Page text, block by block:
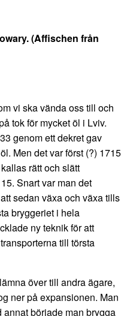
(Affischen från
vi ska vända oss till och
tok för mycket öl i Lviv.
genom ett dekret gav
Men det var först (?) 1715
rätt och slätt
Snart var man det
sedan växa och växa tills
bryggeriet i hela
ny teknik för att
till törsta
över till andra ägare,
ner på expansionen. Man
började man brygga